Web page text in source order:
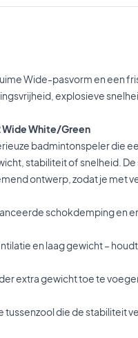
Wide-pasvorm en een
explosieve
Wide White/Green
badmintonspeler die
stabiliteit of snelheid.
ontwerp, zodat je met
schokdemping en
en laag gewicht –
extra gewicht toe te
tussenzool die de stabiliteit